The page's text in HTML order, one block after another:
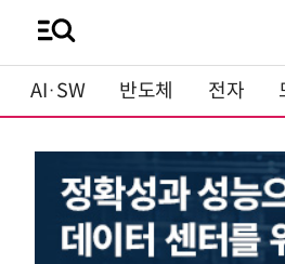
AI·SW 반도체 전자